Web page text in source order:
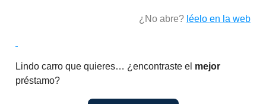
¿No abre? léelo en la web
Lindo carro que quieres… ¿encontraste el mejor
préstamo?